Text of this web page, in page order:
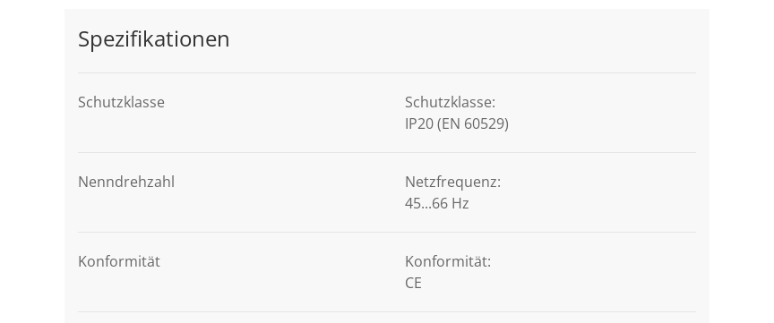
Spezifikationen
Schutzklasse
Schutzklasse:
IP20 (EN 60529)
Nenndrehzahl
Netzfrequenz:
45...66 Hz
Konformität
Konformität:
CE